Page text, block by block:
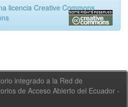
licencia Creative Commons
integrado a la Red de
de Acceso Abierto del Ecuador -